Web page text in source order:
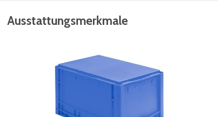
Ausstattungsmerkmale